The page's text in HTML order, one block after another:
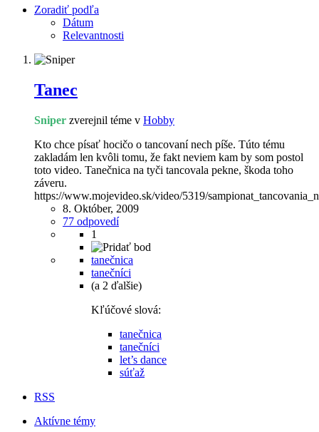
Zoradiť podľa
Dátum
Relevantnosti
Tanec
Sniper zverejnil téme v Hobby
Kto chce písať hocičo o tancovaní nech píše. Túto tému
zakladám len kvôli tomu, že fakt neviem kam by som postol
toto video. Tanečnica na tyči tancovala pekne, škoda toho
záveru.
https://www.mojevideo.sk/video/5319/
8. Október, 2009
77 odpovedí
1
tanečnica
tanečníci
(a 2 ďalšie)
Kľúčové slová:
tanečnica
tanečníci
let’s dance
súťaž
RSS
Aktívne témy